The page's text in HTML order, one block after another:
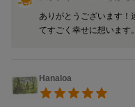
ありがとうございます！
てすごく幸せに想います。
Hanaloa